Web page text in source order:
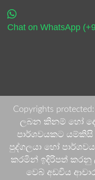
Chat on WhatsApp
Copyrights
ලබන කිනම් හෝ
පාර්ශවයකට
පුද්ගලයා හෝ
කරමින් ඉදිරිපත්
වෙබ් අඩවිය